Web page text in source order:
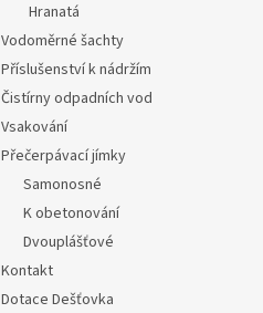
Hranatá
Vodoměrné šachty
Příslušenství k nádržím
Čistírny odpadních vod
Vsakování
Přečerpávací jímky
Samonosné
K obetonování
Dvouplášťové
Kontakt
Dotace Dešťovka